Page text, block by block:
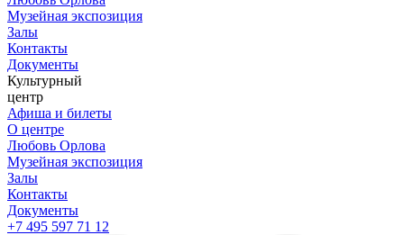
Музейная экспозиция
Залы
Контакты
Документы
Культурный
центр
Афиша и билеты
О центре
Любовь Орлова
Музейная экспозиция
Залы
Контакты
Документы
+7 495 597 71 12